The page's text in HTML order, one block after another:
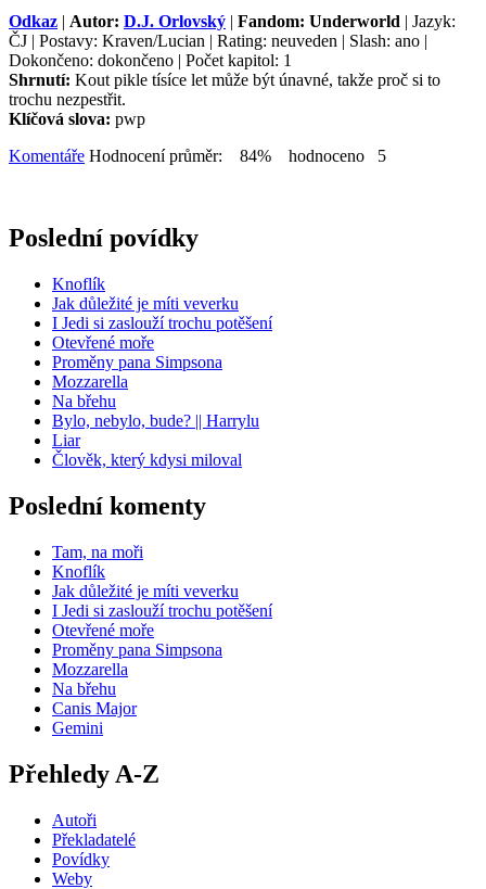
Odkaz | Autor: D.J. Orlovský | Fandom: Underworld | Jazyk:
ČJ | Postavy: Kraven/Lucian | Rating: neuveden | Slash: ano |
Dokončeno: dokončeno | Počet kapitol: 1
Shrnutí: Kout pikle tísíce let může být únavné, takže proč si to
trochu nezpestřit.
Klíčová slova: pwp
Komentáře Hodnocení průměr: 84% hodnoceno 5
Poslední povídky
Knoflík
Jak důležité je míti veverku
I Jedi si zaslouží trochu potěšení
Otevřené moře
Proměny pana Simpsona
Mozzarella
Na břehu
Bylo, nebylo, bude? || Harrylu
Liar
Člověk, který kdysi miloval
Poslední komenty
Tam, na moři
Knoflík
Jak důležité je míti veverku
I Jedi si zaslouží trochu potěšení
Otevřené moře
Proměny pana Simpsona
Mozzarella
Na břehu
Canis Major
Gemini
Přehledy A-Z
Autoři
Překladatelé
Povídky
Weby